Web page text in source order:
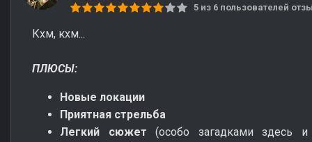
5 из 6 пользователей
Кхм, кхм...
ПЛЮСЫ:
Новые локации
Приятная стрельба
Легкий сюжет(особо загадками здесь